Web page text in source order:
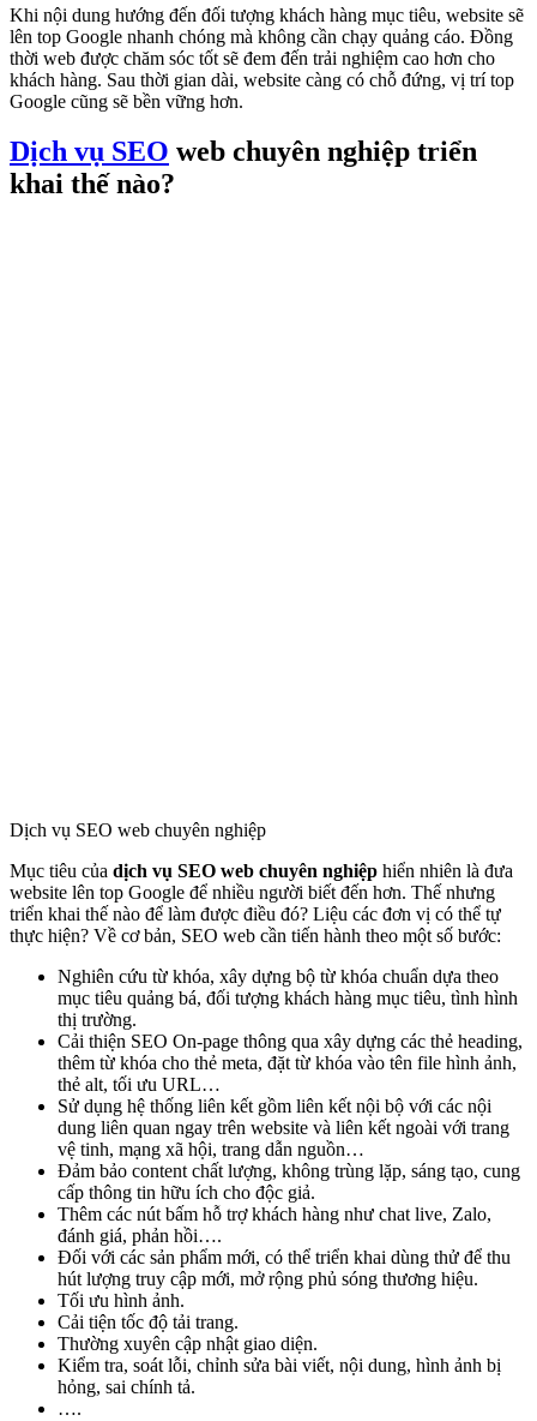
Khi nội dung hướng đến đối tượng khách hàng mục tiêu, website sẽ
lên top Google nhanh chóng mà không cần chạy quảng cáo. Đồng
thời web được chăm sóc tốt sẽ đem đến trải nghiệm cao hơn cho
khách hàng. Sau thời gian dài, website càng có chỗ đứng, vị trí top
Google cũng sẽ bền vững hơn.
Dịch vụ SEO web chuyên nghiệp triển
khai thế nào?
Dịch vụ SEO web chuyên nghiệp
Mục tiêu của dịch vụ SEO web chuyên nghiệp hiển nhiên là đưa
website lên top Google để nhiều người biết đến hơn. Thế nhưng
triển khai thế nào để làm được điều đó? Liệu các đơn vị có thể tự
thực hiện? Về cơ bản, SEO web cần tiến hành theo một số bước:
Nghiên cứu từ khóa, xây dựng bộ từ khóa chuẩn dựa theo
mục tiêu quảng bá, đối tượng khách hàng mục tiêu, tình hình
thị trường.
Cải thiện SEO On-page thông qua xây dựng các thẻ heading,
thêm từ khóa cho thẻ meta, đặt từ khóa vào tên file hình ảnh,
thẻ alt, tối ưu URL…
Sử dụng hệ thống liên kết gồm liên kết nội bộ với các nội
dung liên quan ngay trên website và liên kết ngoài với trang
vệ tinh, mạng xã hội, trang dẫn nguồn…
Đảm bảo content chất lượng, không trùng lặp, sáng tạo, cung
cấp thông tin hữu ích cho độc giả.
Thêm các nút bấm hỗ trợ khách hàng như chat live, Zalo,
đánh giá, phản hồi….
Đối với các sản phẩm mới, có thể triển khai dùng thử để thu
hút lượng truy cập mới, mở rộng phủ sóng thương hiệu.
Tối ưu hình ảnh.
Cải tiện tốc độ tải trang.
Thường xuyên cập nhật giao diện.
Kiểm tra, soát lỗi, chỉnh sửa bài viết, nội dung, hình ảnh bị
hỏng, sai chính tả.
….